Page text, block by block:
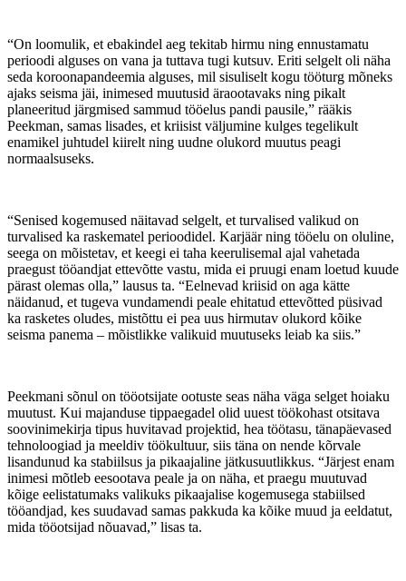
“On loomulik, et ebakindel aeg tekitab hirmu ning ennustamatu
perioodi alguses on vana ja tuttava tugi kutsuv. Eriti selgelt oli näha
seda koroonapandeemia alguses, mil sisuliselt kogu tööturg mõneks
ajaks seisma jäi, inimesed muutusid äraootavaks ning pikalt
planeeritud järgmised sammud tööelus pandi pausile,” rääkis
Peekman, samas lisades, et kriisist väljumine kulges tegelikult
enamikel juhtudel kiirelt ning uudne olukord muutus peagi
normaalsuseks.
“Senised kogemused näitavad selgelt, et turvalised valikud on
turvalised ka raskematel perioodidel. Karjäär ning tööelu on oluline,
seega on mõistetav, et keegi ei taha keerulisemal ajal vahetada
praegust tööandjat ettevõtte vastu, mida ei pruugi enam loetud kuude
pärast olemas olla,” lausus ta. “Eelnevad kriisid on aga kätte
näidanud, et tugeva vundamendi peale ehitatud ettevõtted püsivad
ka rasketes oludes, mistõttu ei pea uus hirmutav olukord kõike
seisma panema – mõistlikke valikuid muutuseks leiab ka siis.”
Peekmani sõnul on tööotsijate ootuste seas näha väga selget hoiaku
muutust. Kui majanduse tippaegadel olid uuest töökohast otsitava
soovinimekirja tipus huvitavad projektid, hea töötasu, tänapäevased
tehnoloogiad ja meeldiv töökultuur, siis täna on nende kõrvale
lisandunud ka stabiilsus ja pikaajaline jätkusuutlikkus. “Järjest enam
inimesi mõtleb eesootava peale ja on näha, et praegu muutuvad
kõige eelistatumaks valikuks pikaajalise kogemusega stabiilsed
tööandjad, kes suudavad samas pakkuda ka kõike muud ja eeldatut,
mida tööotsijad nõuavad,” lisas ta.